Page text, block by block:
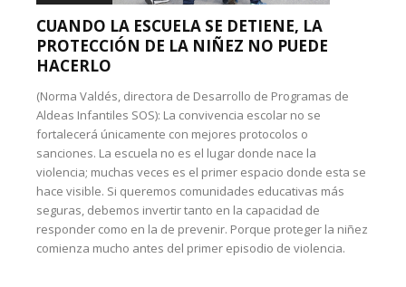
CUANDO LA ESCUELA SE DETIENE, LA
PROTECCIÓN DE LA NIÑEZ NO PUEDE
HACERLO
(Norma Valdés, directora de Desarrollo de Programas de
Aldeas Infantiles SOS): La convivencia escolar no se
fortalecerá únicamente con mejores protocolos o
sanciones. La escuela no es el lugar donde nace la
violencia; muchas veces es el primer espacio donde esta se
hace visible. Si queremos comunidades educativas más
seguras, debemos invertir tanto en la capacidad de
responder como en la de prevenir. Porque proteger la niñez
comienza mucho antes del primer episodio de violencia.